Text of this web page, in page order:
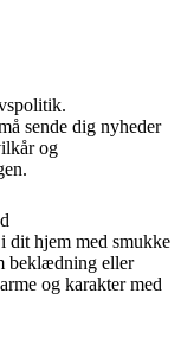
sende dig nyheder
og
dit hjem med smukke
beklædning eller
og karakter med